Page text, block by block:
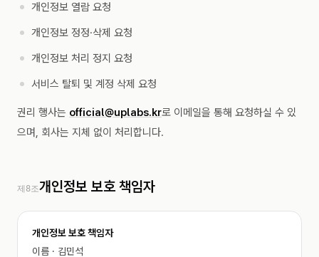
개인정보 열람 요청
개인정보 정정·삭제 요청
개인정보 처리 정지 요청
서비스 탈퇴 및 계정 삭제 요청
권리 행사는 official@uplabs.kr로 이메일을 통해 요청하실 수 있
으며, 회사는 지체 없이 처리합니다.
제8조개인정보 보호 책임자
개인정보 보호 책임자
이름 · 김민석